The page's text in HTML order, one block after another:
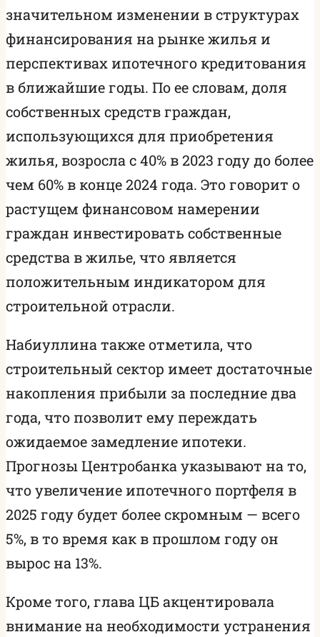
значительном изменении в структурах
финансирования на рынке жилья и
перспективах ипотечного кредитования
в ближайшие годы. По ее словам, доля
собственных средств граждан,
использующихся для приобретения
жилья, возросла с 40% в 2023 году до более
чем 60% в конце 2024 года. Это говорит о
растущем финансовом намерении
граждан инвестировать собственные
средства в жилье, что является
положительным индикатором для
строительной отрасли.
Набиуллина также отметила, что
строительный сектор имеет достаточные
накопления прибыли за последние два
года, что позволит ему переждать
ожидаемое замедление ипотеки.
Прогнозы Центробанка указывают на то,
что увеличение ипотечного портфеля в
2025 году будет более скромным — всего
5%, в то время как в прошлом году он
вырос на 13%.
Кроме того, глава ЦБ акцентировала
внимание на необходимости устранения